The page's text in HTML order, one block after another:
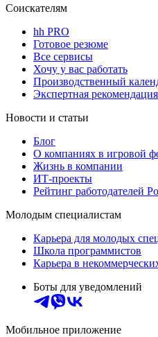
Соискателям
hh PRO
Готовое резюме
Все сервисы
Хочу у вас работать
Производственный
Экспертная рекомендация
Новости и статьи
Блог
О компаниях в игровой
Жизнь в компании
ИТ-проекты
Рейтинг работодателей
Молодым специалистам
Карьера для молодых
Школа программистов
Карьера в
Боты для уведомлений
Мобильное приложение